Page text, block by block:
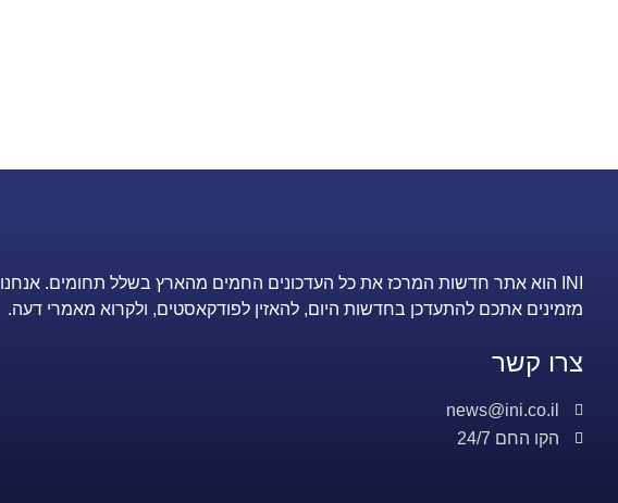
INI הוא אתר חדשות המרכז את כל העדכונים החמים מהארץ בשלל תחומים. אנחנו
מזמינים אתכם להתעדכן בחדשות היום, להאזין לפודקאסטים, ולקרוא מאמרי דעה.
צרו קשר
news@ini.co.il
הקו החם 24/7